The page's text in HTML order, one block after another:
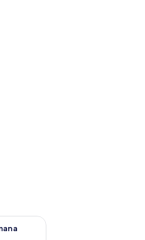
fine settimana, ago 14